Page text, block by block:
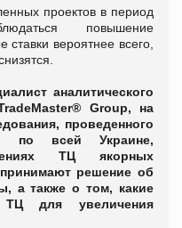
проектов в период
повышение
вероятнее всего,
аналитического
Group, на
проведенного
по всей Украине,
ТЦ якорных
решение об
а также о том, какие
ТЦ для увеличения